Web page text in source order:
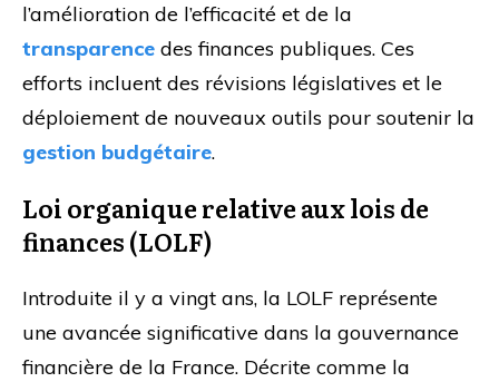
l’amélioration de l’efficacité et de la
transparence des finances publiques. Ces
efforts incluent des révisions législatives et le
déploiement de nouveaux outils pour soutenir la
gestion budgétaire.
Loi organique relative aux lois de
finances (LOLF)
Introduite il y a vingt ans, la LOLF représente
une avancée significative dans la gouvernance
financière de la France. Décrite comme la